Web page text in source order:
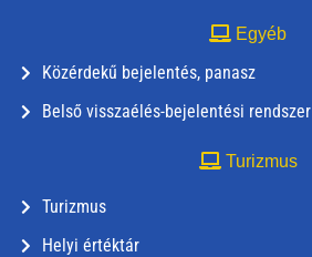
Egyéb
Közérdekű bejelentés, panasz
Belső visszaélés-bejelentési rendszer
Turizmus
Turizmus
Helyi értéktár